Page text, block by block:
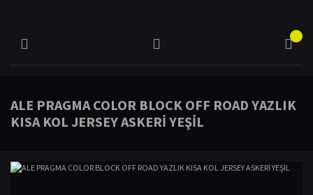
ALE PRAGMA COLOR BLOCK OFF ROAD YAZLIK
KISA KOL JERSEY ASKERİ YEŞİL